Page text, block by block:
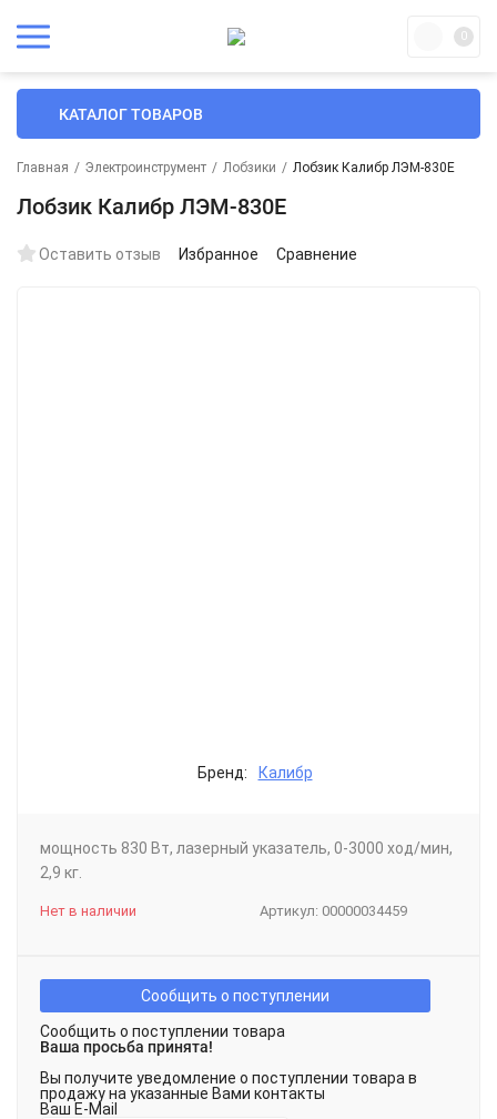
0
КАТАЛОГ ТОВАРОВ
Главная / Электроинструмент / Лобзики / Лобзик Калибр ЛЭМ-830Е
Лобзик Калибр ЛЭМ-830Е
Оставить отзыв Избранное Сравнение
Бренд: Калибр
мощность 830 Вт, лазерный указатель, 0-3000 ход/мин,
2,9 кг.
Артикул: 00000034459
Нет в наличии
Сообщить о поступлении
Сообщить о поступлении товара
Ваша просьба принята!
Вы получите уведомление о поступлении товара в
продажу на указанные Вами контакты
Ваш E-Mail